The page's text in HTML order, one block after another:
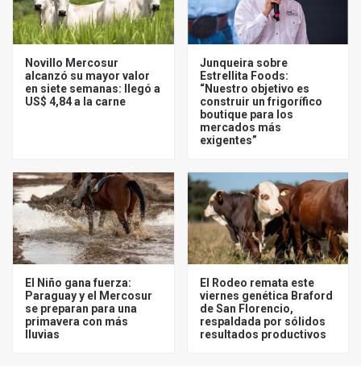
Novillo Mercosur
alcanzó su mayor valor
en siete semanas: llegó a
US$ 4,84 a la carne
Junqueira sobre
Estrellita Foods:
“Nuestro objetivo es
construir un frigorífico
boutique para los
mercados más
exigentes”
El Niño gana fuerza:
Paraguay y el Mercosur
se preparan para una
primavera con más
lluvias
El Rodeo remata este
viernes genética Braford
de San Florencio,
respaldada por sólidos
resultados productivos